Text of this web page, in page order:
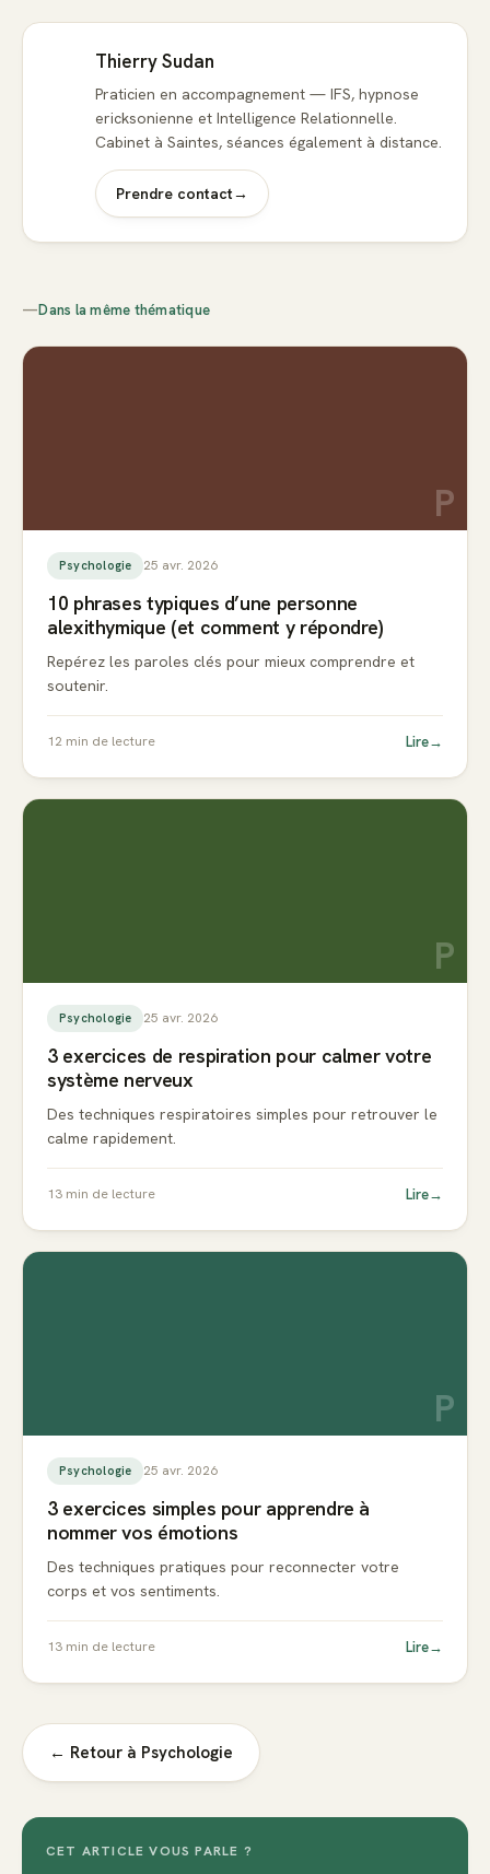
Thierry Sudan
Praticien en accompagnement — IFS, hypnose
ericksonienne et Intelligence Relationnelle.
Cabinet à Saintes, séances également à distance.
Prendre contact→
—Dans la même thématique
P
Psychologie 25 avr. 2026
10 phrases typiques d’une personne
alexithymique (et comment y répondre)
Repérez les paroles clés pour mieux comprendre et
soutenir.
12 min de lecture Lire→
P
Psychologie 25 avr. 2026
3 exercices de respiration pour calmer votre
système nerveux
Des techniques respiratoires simples pour retrouver le
calme rapidement.
13 min de lecture Lire→
P
Psychologie 25 avr. 2026
3 exercices simples pour apprendre à
nommer vos émotions
Des techniques pratiques pour reconnecter votre
corps et vos sentiments.
13 min de lecture Lire→
← Retour à Psychologie
CET ARTICLE VOUS PARLE ?